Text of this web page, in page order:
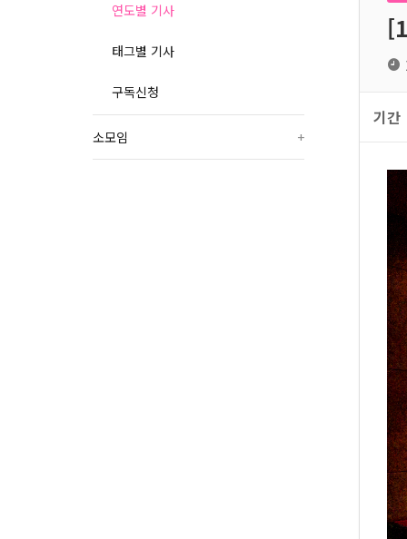
연도별 기사
태그별 기사
구독신청
소모임 +
기간